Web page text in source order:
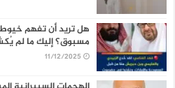
هل تريد أن تفهم خيوط
مسبوق؟ إليك ما لم يُكشف
11/12/2025